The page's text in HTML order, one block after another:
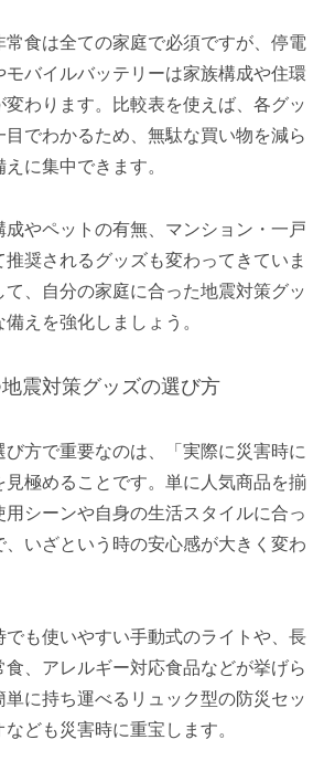
食は全ての家庭で必須ですが、停電
モバイルバッテリーは家族構成や住環
わります。比較表を使えば、各グッ
目でわかるため、無駄な買い物を減ら
に集中できます。
やペットの有無、マンション・一戸
奨されるグッズも変わってきていま
、自分の家庭に合った地震対策グッ
えを強化しましょう。
震対策グッズの選び方
方で重要なのは、「実際に災害時に
見極めることです。単に人気商品を揃
用シーンや自身の生活スタイルに合っ
、いざという時の安心感が大きく変わ
でも使いやすい手動式のライトや、長
、アレルギー対応食品などが挙げら
に持ち運べるリュック型の防災セッ
なども災害時に重宝します。